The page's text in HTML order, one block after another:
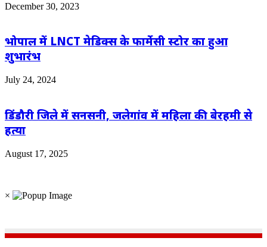
December 30, 2023
भोपाल में LNCT मेडिक्स के फार्मेसी स्टोर का हुआ
शुभारंभ
July 24, 2024
डिंडौरी जिले में सनसनी, जलेगांव में महिला की बेरहमी से
हत्या
August 17, 2025
×